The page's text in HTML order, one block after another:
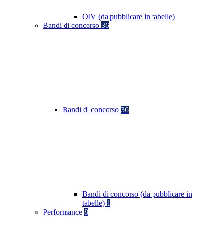
OIV (da pubblicare in tabelle)
Bandi di concorso 36
Bandi di concorso 36
Bandi di concorso (da pubblicare in
tabelle) 1
Performance 8